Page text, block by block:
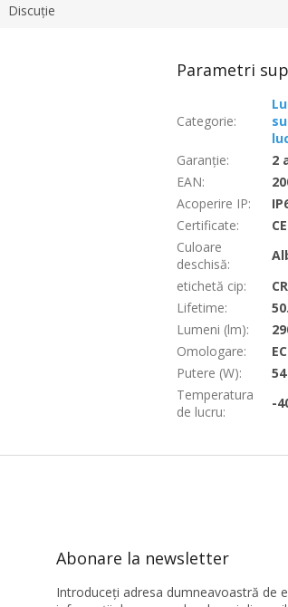
Discuţie
Parametri
Categorie:
Garanţie:
2
EAN:
Acoperire IP:
Certificate:
CE
Culoare
deschisă:
etichetă cip:
Lifetime:
Lumeni (lm):
Omologare:
Putere (W):
54
Temperatura
de lucru:
-
Abonare la newsletter
Introduceţi adresa dumneavoastră de